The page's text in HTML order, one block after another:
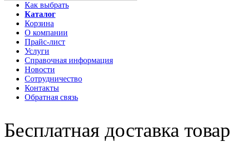
Как выбрать
Каталог
Корзина
О компании
Прайс-лист
Услуги
Справочная информация
Новости
Сотрудничество
Контакты
Обратная связь
Бесплатная доставка